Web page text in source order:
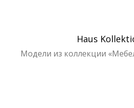
Haus
Модели из коллекции